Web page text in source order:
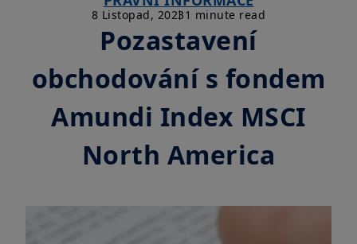
8 Listopad, 20231 minute read
Pozastavení
obchodování s fondem
Amundi Index MSCI
North America